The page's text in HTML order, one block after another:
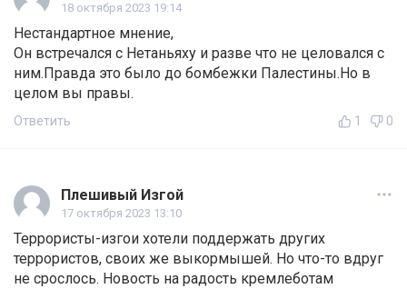
18 октября 2023 19:14
Нестандартное мнение,
Он встречался с Нетаньяху и разве что не целовался с
ним.Правда это было до бомбежки Палестины.Но в
целом вы правы.
Ответить 1 0
Плешивый Изгой
17 октября 2023 13:10
Террористы-изгои хотели поддержать других
террористов, своих же выкормышей. Но что-то вдруг
не срослось. Новость на радость кремлеботам